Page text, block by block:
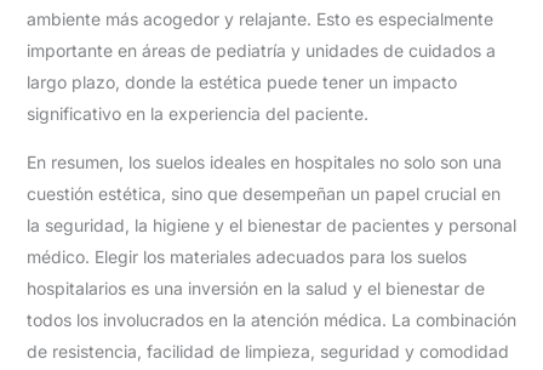
ambiente más acogedor y relajante. Esto es especialmente
importante en áreas de pediatría y unidades de cuidados a
largo plazo, donde la estética puede tener un impacto
significativo en la experiencia del paciente.
En resumen, los suelos ideales en hospitales no solo son una
cuestión estética, sino que desempeñan un papel crucial en
la seguridad, la higiene y el bienestar de pacientes y personal
médico. Elegir los materiales adecuados para los suelos
hospitalarios es una inversión en la salud y el bienestar de
todos los involucrados en la atención médica. La combinación
de resistencia, facilidad de limpieza, seguridad y comodidad